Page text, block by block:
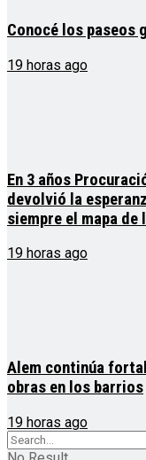
Conocé los paseos
19 horas ago
En 3 años
devolvió la
siempre el mapa de
19 horas ago
Alem continúa
obras en los barrios
19 horas ago